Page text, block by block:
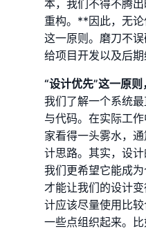
本，我们不得不腾
重构。**因此，无论
这一原则。磨刀不
给项目开发以及后期
“设计优先”这一原
我们了解一个系统
与代码。在实际工
家看得一头雾水，
计思路。其实，设计
我们更希望它能成
才能让我们的设计
计应该尽量使用比
一些点组织起来。